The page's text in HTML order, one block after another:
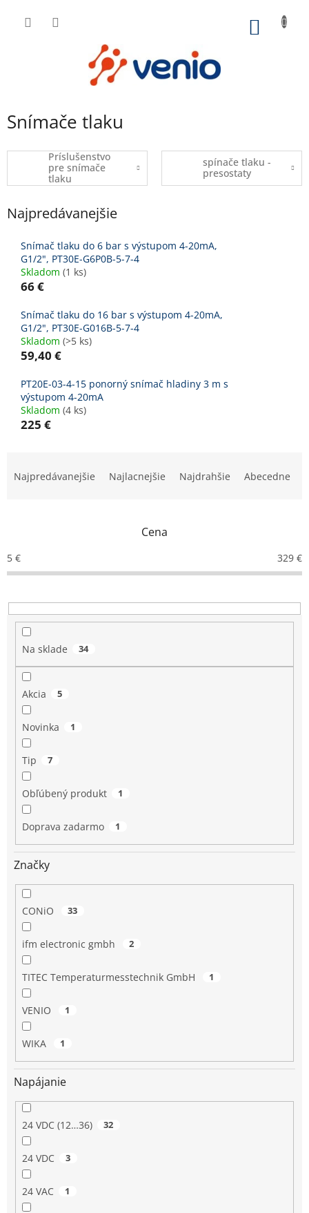
Snímače tlaku
Príslušenstvo
pre snímače
tlaku
spínače tlaku -
presostaty
Najpredávanejšie
Snímač tlaku do 6 bar s výstupom 4-20mA,
G1/2", PT30E-G6P0B-5-7-4
Skladom (1 ks)
66 €
Snímač tlaku do 16 bar s výstupom 4-20mA,
G1/2", PT30E-G016B-5-7-4
Skladom (>5 ks)
59,40 €
PT20E-03-4-15 ponorný snímač hladiny 3 m s
výstupom 4-20mA
Skladom (4 ks)
225 €
e
p
r
d
Najpredávanejšie Najlacnejšie Najdrahšie Abecedne
Cena
5 € 329 €
Na sklade 34
Akcia 5
Novinka 1
Tip 7
Obľúbený produkt 1
Doprava zadarmo 1
Značky
CONiO 33
ifm electronic gmbh 2
TITEC Temperaturmesstechnik GmbH 1
VENIO 1
WIKA 1
Napájanie
24 VDC (12…36) 32
24 VDC 3
24 VAC 1